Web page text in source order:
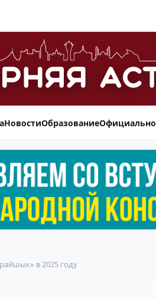
НовостиОбразованиеОфициально
в 2025 году